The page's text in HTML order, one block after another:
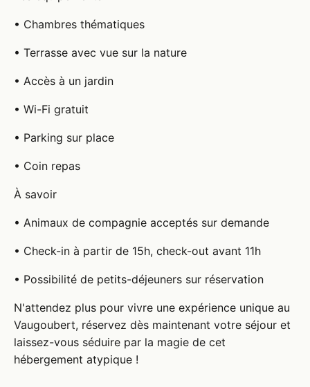
• Chambres thématiques
• Terrasse avec vue sur la nature
• Accès à un jardin
• Wi-Fi gratuit
• Parking sur place
• Coin repas
À savoir
• Animaux de compagnie acceptés sur demande
• Check-in à partir de 15h, check-out avant 11h
• Possibilité de petits-déjeuners sur réservation
N'attendez plus pour vivre une expérience unique au
Vaugoubert, réservez dès maintenant votre séjour et
laissez-vous séduire par la magie de cet
hébergement atypique !